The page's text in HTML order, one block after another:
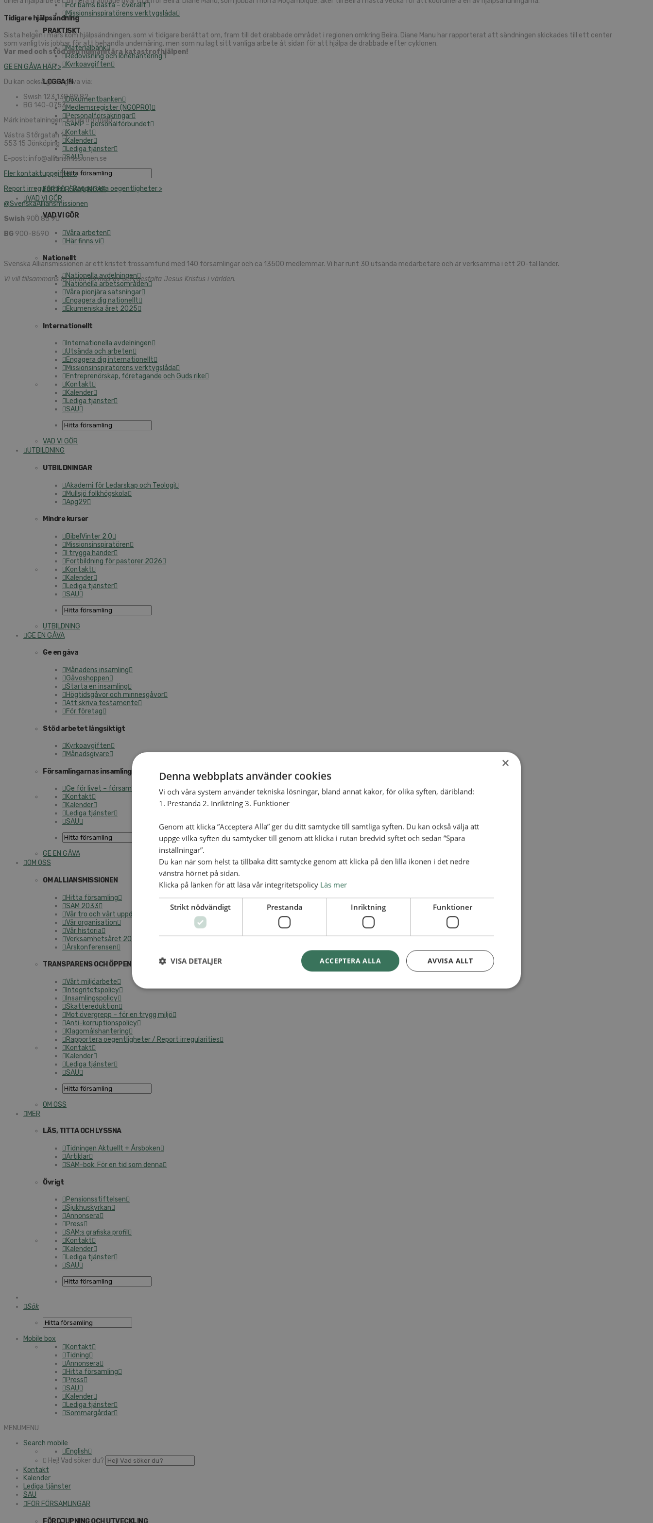
För barns bästa – över­allt
Mis­sions­in­spi­ra­tö­rens verk­tygs­lå­da
PRAK­TISKT
Ma­te­ri­al­bank
Re­do­vis­ning och lö­ne­han­te­ring
Kyr­ko­av­gif­ten
LOGGA IN
Do­ku­ment­ban­ken
Med­lems­re­gis­ter (NGO­PRO)
Per­sonal­för­säk­ring­ar
SAMP – per­sonal­för­bun­det
Kon­takt
Ka­len­der
Le­di­ga tjäns­ter
SAU
FÖR FÖR­SAM­LING­AR
VAD VI GÖR
VAD VI GÖR
Våra ar­be­ten
Här finns vi
Na­tio­nellt
Na­tio­nel­la av­del­ning­en
Na­tio­nel­la ar­bets­om­rå­den
Våra pi­on­jä­ra sats­ning­ar
En­ga­ge­ra dig na­tio­nellt
Eku­me­nis­ka året 2025
In­ter­na­tio­nellt
In­ter­na­tio­nel­la av­del­ning­en
Ut­sän­da och ar­be­ten
En­ga­ge­ra dig in­ter­na­tio­nellt
Mis­sions­in­spi­ra­tö­rens verk­tygs­lå­da
Ent­re­pre­nör­skap, fö­re­ta­gan­de och Guds rike
Kon­takt
Ka­len­der
Le­di­ga tjäns­ter
SAU
VAD VI GÖR
UT­BILD­NING
UT­BILD­NING­AR
Aka­de­mi för Le­dar­skap och Te­o­lo­gi
Mull­s­jö folk­hög­sko­la
Apg29
Mind­re kur­ser
Bi­bel­Vin­ter 2.0
Mis­sions­in­spi­ra­tö­ren
I tryg­ga hän­der
Fort­bild­ning för pas­to­rer 2026
Kon­takt
Ka­len­der
Le­di­ga tjäns­ter
SAU
UT­BILD­NING
GE EN GÅVA
Ge en gåva
Må­na­dens in­sam­ling
Gå­voshop­pen
Star­ta en in­sam­ling
Hög­tids­gå­vor och min­nes­gå­vor
Att skri­va tes­ta­men­te
För fö­re­tag
Stöd ar­be­tet lång­sik­tigt
Kyr­ko­av­gif­ten
Må­nads­gi­va­re
För­sam­ling­ar­nas in­sam­lings­ar­be­te
Ge för livet – för­sam­ling­ens in­sam­ling
Kon­takt
Ka­len­der
Le­di­ga tjäns­ter
SAU
GE EN GÅVA
OM OSS
OM AL­LI­ANS­MIS­SIO­NEN
Hitta för­sam­ling
SAM 2033
Vår tro och vårt upp­drag
Vår or­ga­ni­sa­tion
Vår histo­ria
Verk­sam­hets­å­ret 2025
Års­kon­fe­ren­sen
TRANS­PA­RENS OCH ÖP­PEN­HET
Vårt mil­jö­ar­be­te
In­tegri­tets­po­li­cy
In­sam­lings­po­li­cy
Skat­te­re­duk­tion
Mot över­grepp – för en trygg miljö
An­ti-kor­rup­tions­po­li­cy
Kla­gomåls­han­te­ring
Rap­por­te­ra oe­gent­lig­he­ter / Re­port ir­re­gu­la­ri­ti­es
Kon­takt
Ka­len­der
Le­di­ga tjäns­ter
SAU
OM OSS
MER
LÄS, TITTA OCH LYSS­NA
Tid­ning­en Ak­tu­ellt + Års­bo­ken
Ar­tik­lar
SAM-bok: För en tid som denna
Öv­rigt
Pen­sions­stif­tel­sen
Sjuk­hu­s­kyr­kan
An­non­se­ra
Press
SAM:s gra­fis­ka pro­fil
Kon­takt
Ka­len­der
Le­di­ga tjäns­ter
SAU
Sök
Mo­bi­le box
Kon­takt
Tid­ning
An­non­se­ra
Hitta för­sam­ling
Press
SAU
Ka­len­der
Le­di­ga tjäns­ter
Som­mar­går­dar
MENUMENU
Se­arch mo­bi­le
Eng­lish
Hej! Vad söker du?
Kon­takt
Ka­len­der
Le­di­ga tjäns­ter
SAU
FÖR FÖR­SAM­LING­AR
FÖR­DJUP­NING OCH UT­VECK­LING
Ti­di­ga­re hjälp­sänd­ning
Sista hel­gen i mars kom hjälp­sänd­ning­en, som vi ti­di­ga­re be­rät­tat om, fram till det drab­ba­de om­rå­det i re­gi­o­nen om­kring Beira. Diane Manu har rap­por­te­rat att sänd­ning­en skic­ka­des till ett cen­ter
som van­ligt­vis job­bar för att be­hand­la un­der­nä­ring, men som nu lagt sitt van­li­ga ar­be­te åt sidan för att hjäl­pa de drab­ba­de efter cyk­lo­nen.
Var med och stöd den hu­ma­ni­tä­ra ka­ta­strof­hjäl­pen!
GE EN GÅVA HÄR >
Du kan också ge en gåva via:
Swish 123 138 89 82
BG 140-0753
Märk in­be­tal­ning­en ”ka­ta­strof­hjälp”.
Väst­ra Stor­ga­tan 14
553 15 Jön­kö­ping
E-post: info@​all​ians​miss​ione​n.​se
Fler kon­takt­upp­gif­ter >
Re­port ir­re­gu­la­ri­ti­es / Rap­por­te­ra oe­gent­lig­he­ter >
@SvenskaAl­li­ans­mis­sio­nen
Swish 900 85 90
BG 900-8590
Svens­ka Al­li­ans­mis­sio­nen är ett kris­tet tros­sam­fund med 140 för­sam­ling­ar och ca 13500 med­lem­mar. Vi har runt 30 ut­sän­da med­ar­be­ta­re och är verk­sam­ma i ett 20-tal län­der.
Vi vill till­sam­mans ta emot, for­mas av och ge­stal­ta Jesus Kristus i värl­den.
×
Denna webbplats använder cookies
Vi och våra system använder tekniska lösningar, bland annat kakor, för olika syften, däribland:
1. Prestanda 2. Inriktning 3. Funktioner
Genom att klicka ”Acceptera Alla” ger du ditt samtycke till samtliga syften. Du kan också välja att
uppge vilka syften du samtycker till genom att klicka i rutan bredvid syftet och sedan ”Spara
inställningar”.
Du kan när som helst ta tillbaka ditt samtycke genom att klicka på den lilla ikonen i det nedre
vänstra hörnet på sidan.
Klicka på länken för att läsa vår integritetspolicy Läs mer
Strikt nödvändigt Prestanda Inriktning Funktioner
ACCEPTERA ALLA AVVISA ALLT
VISA DETALJER